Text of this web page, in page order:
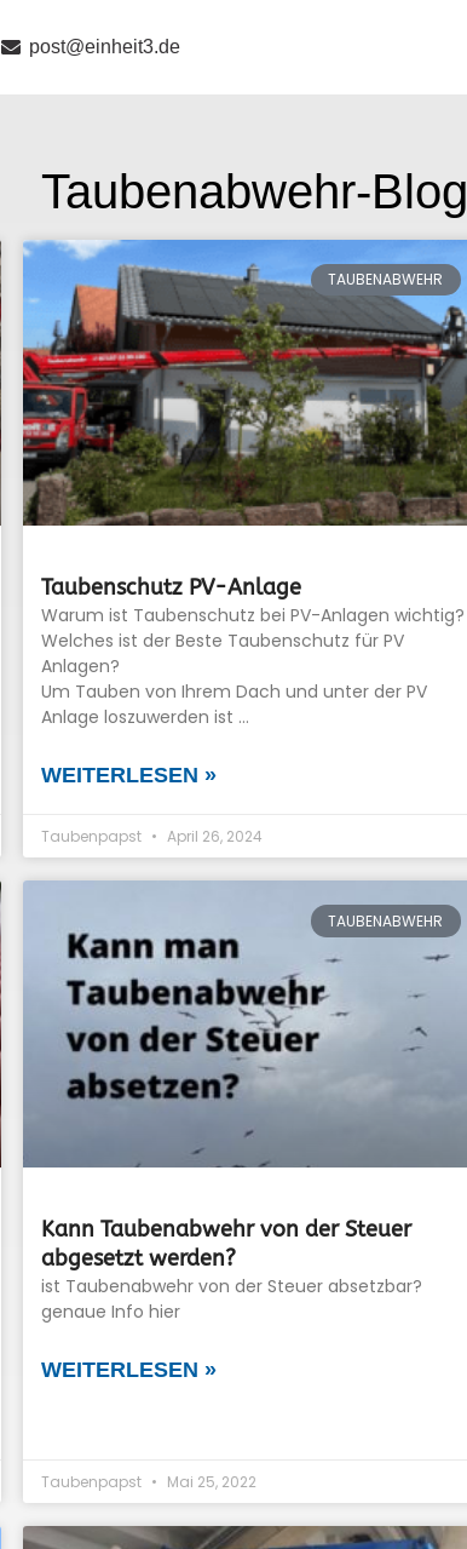
post@einheit3.de
Taubenabwehr-Blog
TAUBENABWEHR
Taubenschutz PV-Anlage
Warum ist Taubenschutz bei PV-Anlagen wichtig?
Welches ist der Beste Taubenschutz für PV
Anlagen?
Um Tauben von Ihrem Dach und unter der PV
Anlage loszuwerden ist …
WEITERLESEN »
Taubenpapst April 26, 2024
TAUBENABWEHR
Kann Taubenabwehr von der Steuer
abgesetzt werden?
ist Taubenabwehr von der Steuer absetzbar?
genaue Info hier
WEITERLESEN »
Taubenpapst Mai 25, 2022